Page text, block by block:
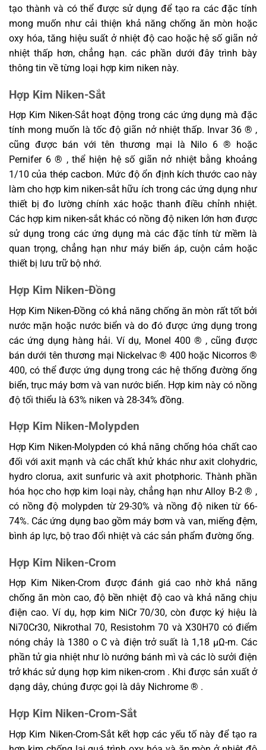
tạo thành và có thể được sử dụng để tạo ra các đặc tính
mong muốn như cải thiện khả năng chống ăn mòn hoặc
oxy hóa, tăng hiệu suất ở nhiệt độ cao hoặc hệ số giãn nở
nhiệt thấp hơn, chẳng hạn. các phần dưới đây trình bày
thông tin về từng loại hợp kim niken này.
Hợp Kim Niken-Sắt
Hợp Kim Niken-Sắt hoạt động trong các ứng dụng mà đặc
tính mong muốn là tốc độ giãn nở nhiệt thấp. Invar 36 ® ,
cũng được bán với tên thương mại là Nilo 6 ® hoặc
Pernifer 6 ® , thể hiện hệ số giãn nở nhiệt bằng khoảng
1/10 của thép cacbon. Mức độ ổn định kích thước cao này
làm cho hợp kim niken-sắt hữu ích trong các ứng dụng như
thiết bị đo lường chính xác hoặc thanh điều chỉnh nhiệt.
Các hợp kim niken-sắt khác có nồng độ niken lớn hơn được
sử dụng trong các ứng dụng mà các đặc tính từ mềm là
quan trọng, chẳng hạn như máy biến áp, cuộn cảm hoặc
thiết bị lưu trữ bộ nhớ.
Hợp Kim Niken-Đồng
Hợp Kim Niken-Đồng có khả năng chống ăn mòn rất tốt bởi
nước mặn hoặc nước biển và do đó được ứng dụng trong
các ứng dụng hàng hải. Ví dụ, Monel 400 ® , cũng được
bán dưới tên thương mại Nickelvac ® 400 hoặc Nicorros ®
400, có thể được ứng dụng trong các hệ thống đường ống
biển, trục máy bơm và van nước biển. Hợp kim này có nồng
độ tối thiểu là 63% niken và 28-34% đồng.
Hợp Kim Niken-Molypden
Hợp Kim Niken-Molypden có khả năng chống hóa chất cao
đối với axit mạnh và các chất khử khác như axit clohydric,
hydro clorua, axit sunfuric và axit photphoric. Thành phần
hóa học cho hợp kim loại này, chẳng hạn như Alloy B-2 ® ,
có nồng độ molypden từ 29-30% và nồng độ niken từ 66-
74%. Các ứng dụng bao gồm máy bơm và van, miếng đệm,
bình áp lực, bộ trao đổi nhiệt và các sản phẩm đường ống.
Hợp Kim Niken-Crom
Hợp Kim Niken-Crom được đánh giá cao nhờ khả năng
chống ăn mòn cao, độ bền nhiệt độ cao và khả năng chịu
điện cao. Ví dụ, hợp kim NiCr 70/30, còn được ký hiệu là
Ni70Cr30, Nikrothal 70, Resistohm 70 và X30H70 có điểm
nóng chảy là 1380 o C và điện trở suất là 1,18 μΩ-m. Các
phần tử gia nhiệt như lò nướng bánh mì và các lò sưởi điện
trở khác sử dụng hợp kim niken-crom . Khi được sản xuất ở
dạng dây, chúng được gọi là dây Nichrome ® .
Hợp Kim Niken-Crom-Sắt
Hợp Kim Niken-Crom-Sắt kết hợp các yếu tố này để tạo ra